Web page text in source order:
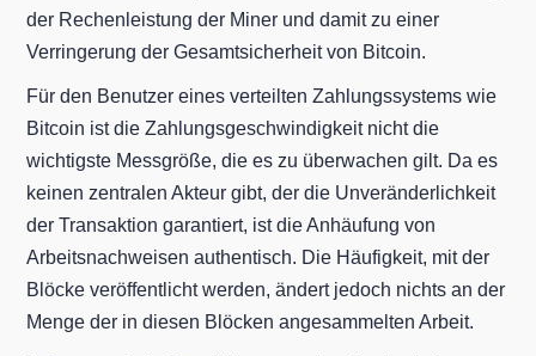
der Rechenleistung der Miner und damit zu einer
Verringerung der Gesamtsicherheit von Bitcoin.
Für den Benutzer eines verteilten Zahlungssystems wie
Bitcoin ist die Zahlungsgeschwindigkeit nicht die
wichtigste Messgröße, die es zu überwachen gilt. Da es
keinen zentralen Akteur gibt, der die Unveränderlichkeit
der Transaktion garantiert, ist die Anhäufung von
Arbeitsnachweisen authentisch. Die Häufigkeit, mit der
Blöcke veröffentlicht werden, ändert jedoch nichts an der
Menge der in diesen Blöcken angesammelten Arbeit.